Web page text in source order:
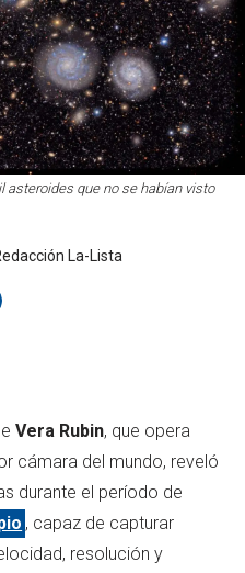
asteroides que no se habían visto
La-Lista
Vera Rubin, que opera
cámara del mundo, reveló
durante el período de
, capaz de capturar
resolución y